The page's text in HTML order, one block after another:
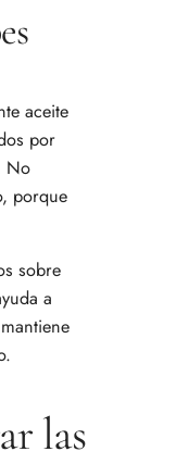
aceite
por
No
porque
sobre
a
las